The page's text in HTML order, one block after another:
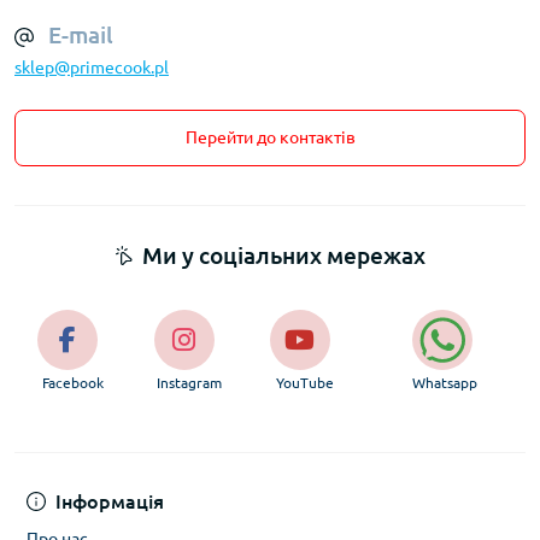
Обсяг і розмір воку
Якщо готуєте на велику компанію або часто приймаєте
гостей, оберіть вок об’ємом понад 4 літри. Завдяки глибині
Тип плити та сумісність з воком
Сучасні воки підходять для різних типів плит: газових,
обраного воку, особливо якщо у вас індукційна плита, яка
потребує спеціального дна. В інтернет-магазині PrimeCook
уся продукція має детальний опис з позначенням сумісності.
Особливості догляду за воком з різних
матеріалів
E-mail
sklep@primecook.pl
Перейти до контактів
Інформація
Ми у соціальних мережах
Facebook Instagram YouTube Whatsapp